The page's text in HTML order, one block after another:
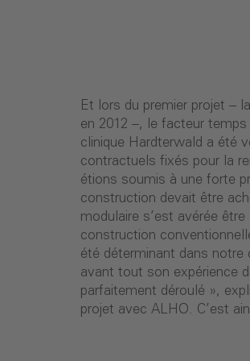
Et lors du premier projet –
en 2012 –, le facteur
clinique Hardterwald a été
contractuels fixés pour la
étions soumis à une forte
construction devait être
modulaire s’est avérée
construction
été déterminant dans notre
avant tout son expérience
parfaitement déroulé »,
projet avec ALHO. C’est
; d’une superficie de 30
aux patients âgés. La clinique
accueillir simultanément
modulaire est bien sûr
100 professionnels y
ergothérapeutes, des
orthophonistes et des
intérieur sophistiqué
agréable. Des teintes
espaces, y compris dans